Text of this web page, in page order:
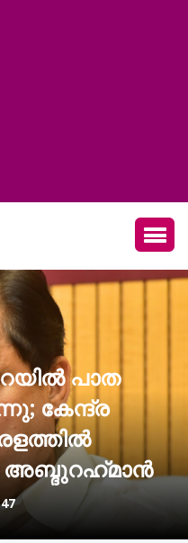
പാത
കേന്ദ്ര
അബ്ദുറഹ്‌മാന്‍
47